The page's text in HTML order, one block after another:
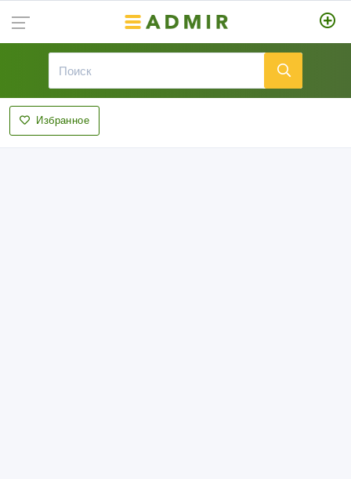
Избранное